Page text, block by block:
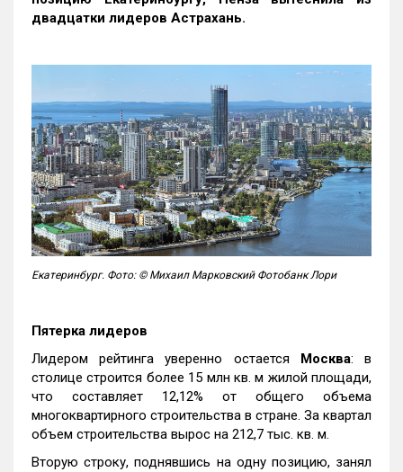
двадцатки лидеров Астрахань.
Екатеринбург. Фото: © Михаил Марковский Фотобанк Лори
Пятерка лидеров
Лидером рейтинга уверенно остается Москва: в
столице строится более 15 млн кв. м жилой площади,
что составляет 12,12% от общего объема
многоквартирного строительства в стране. За квартал
объем строительства вырос на 212,7 тыс. кв. м.
Вторую строку, поднявшись на одну позицию, занял